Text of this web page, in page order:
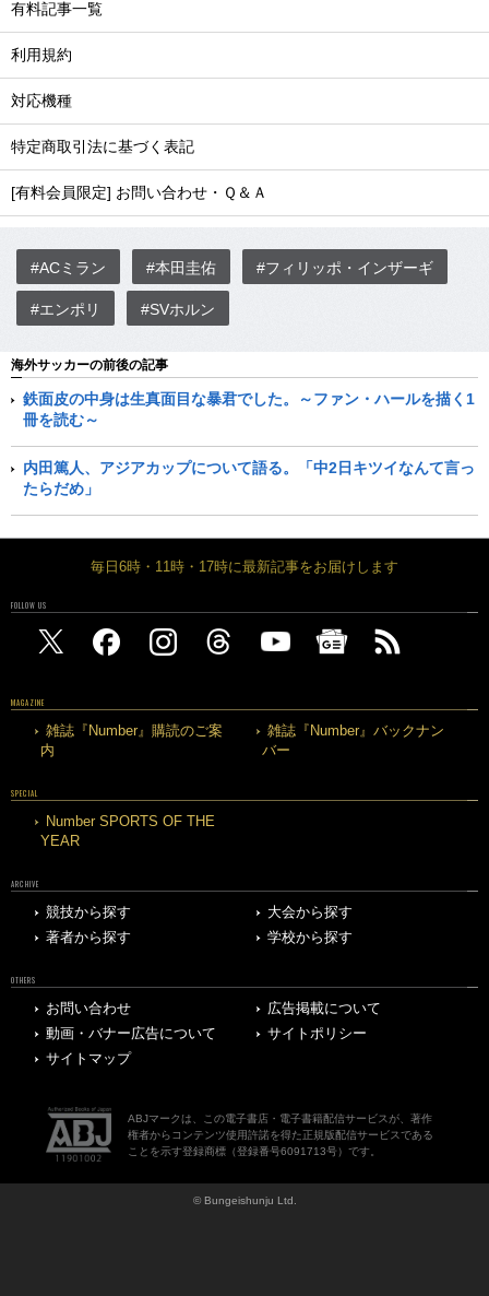
有料記事一覧
利用規約
対応機種
特定商取引法に基づく表記
[有料会員限定] お問い合わせ・Ｑ＆Ａ
#ACミラン #本田圭佑 #フィリッポ・インザーギ
#エンポリ #SVホルン
海外サッカーの前後の記事
鉄面皮の中身は生真面目な暴君でした。～ファン・ハールを描く1
冊を読む～
内田篤人、アジアカップについて語る。「中2日キツイなんて言っ
たらだめ」
毎日6時・11時・17時に最新記事をお届けします
FOLLOW US
MAGAZINE
雑誌『Number』購読のご案
内
雑誌『Number』バックナン
バー
SPECIAL
Number SPORTS OF THE
YEAR
ARCHIVE
競技から探す
大会から探す
著者から探す
学校から探す
OTHERS
お問い合わせ
広告掲載について
動画・バナー広告について
サイトポリシー
サイトマップ
ABJマークは、この電子書店・電子書籍配信サービスが、著作
権者からコンテンツ使用許諾を得た正規版配信サービスである
ことを示す登録商標（登録番号6091713号）です。
© Bungeishunju Ltd.